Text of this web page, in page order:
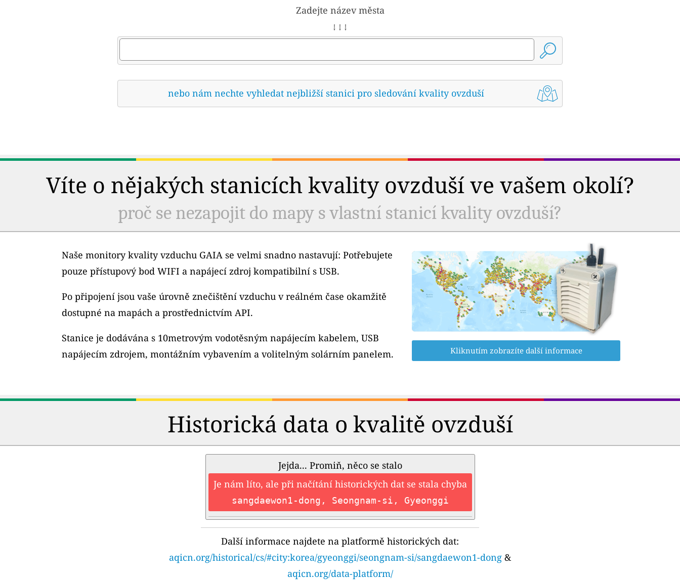
Zadejte název města
↓ ↓ ↓
nebo nám nechte vyhledat nejbližší stanici pro sledování kvality ovzduší
Víte o nějakých stanicích kvality ovzduší ve vašem okolí?
proč se nezapojit do mapy s vlastní stanicí kvality ovzduší?
Naše monitory kvality vzduchu GAIA se velmi snadno nastavují: Potřebujete
pouze přístupový bod WIFI a napájecí zdroj kompatibilní s USB.
Po připojení jsou vaše úrovně znečištění vzduchu v reálném čase okamžitě
dostupné na mapách a prostřednictvím API.
Stanice je dodávána s 10metrovým vodotěsným napájecím kabelem, USB
napájecím zdrojem, montážním vybavením a volitelným solárním panelem.
Kliknutím zobrazíte další informace
Historická data o kvalitě ovzduší
Jejda... Promiň, něco se stalo
Je nám líto, ale při načítání historických dat se stala chyba
sangdaewon1-dong, Seongnam-si, Gyeonggi
Další informace najdete na platformě historických dat:
aqicn.org/historical/cs/#city:korea/gyeonggi/seongnam-si/sangdaewon1-dong &
aqicn.org/data-platform/